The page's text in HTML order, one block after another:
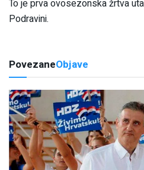
To je prva ovosezonska žrtva
Podravini.
PovezaneObjave